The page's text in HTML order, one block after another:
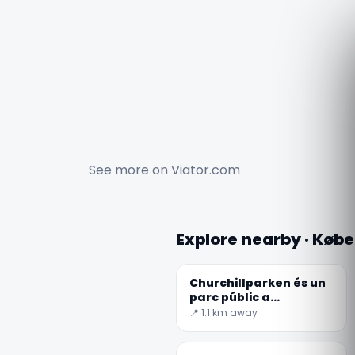
See more on Viator.com
Explore nearby ·
Churchillparken és un
parc públic a
Copenhaguen,
📍 1.1 km away